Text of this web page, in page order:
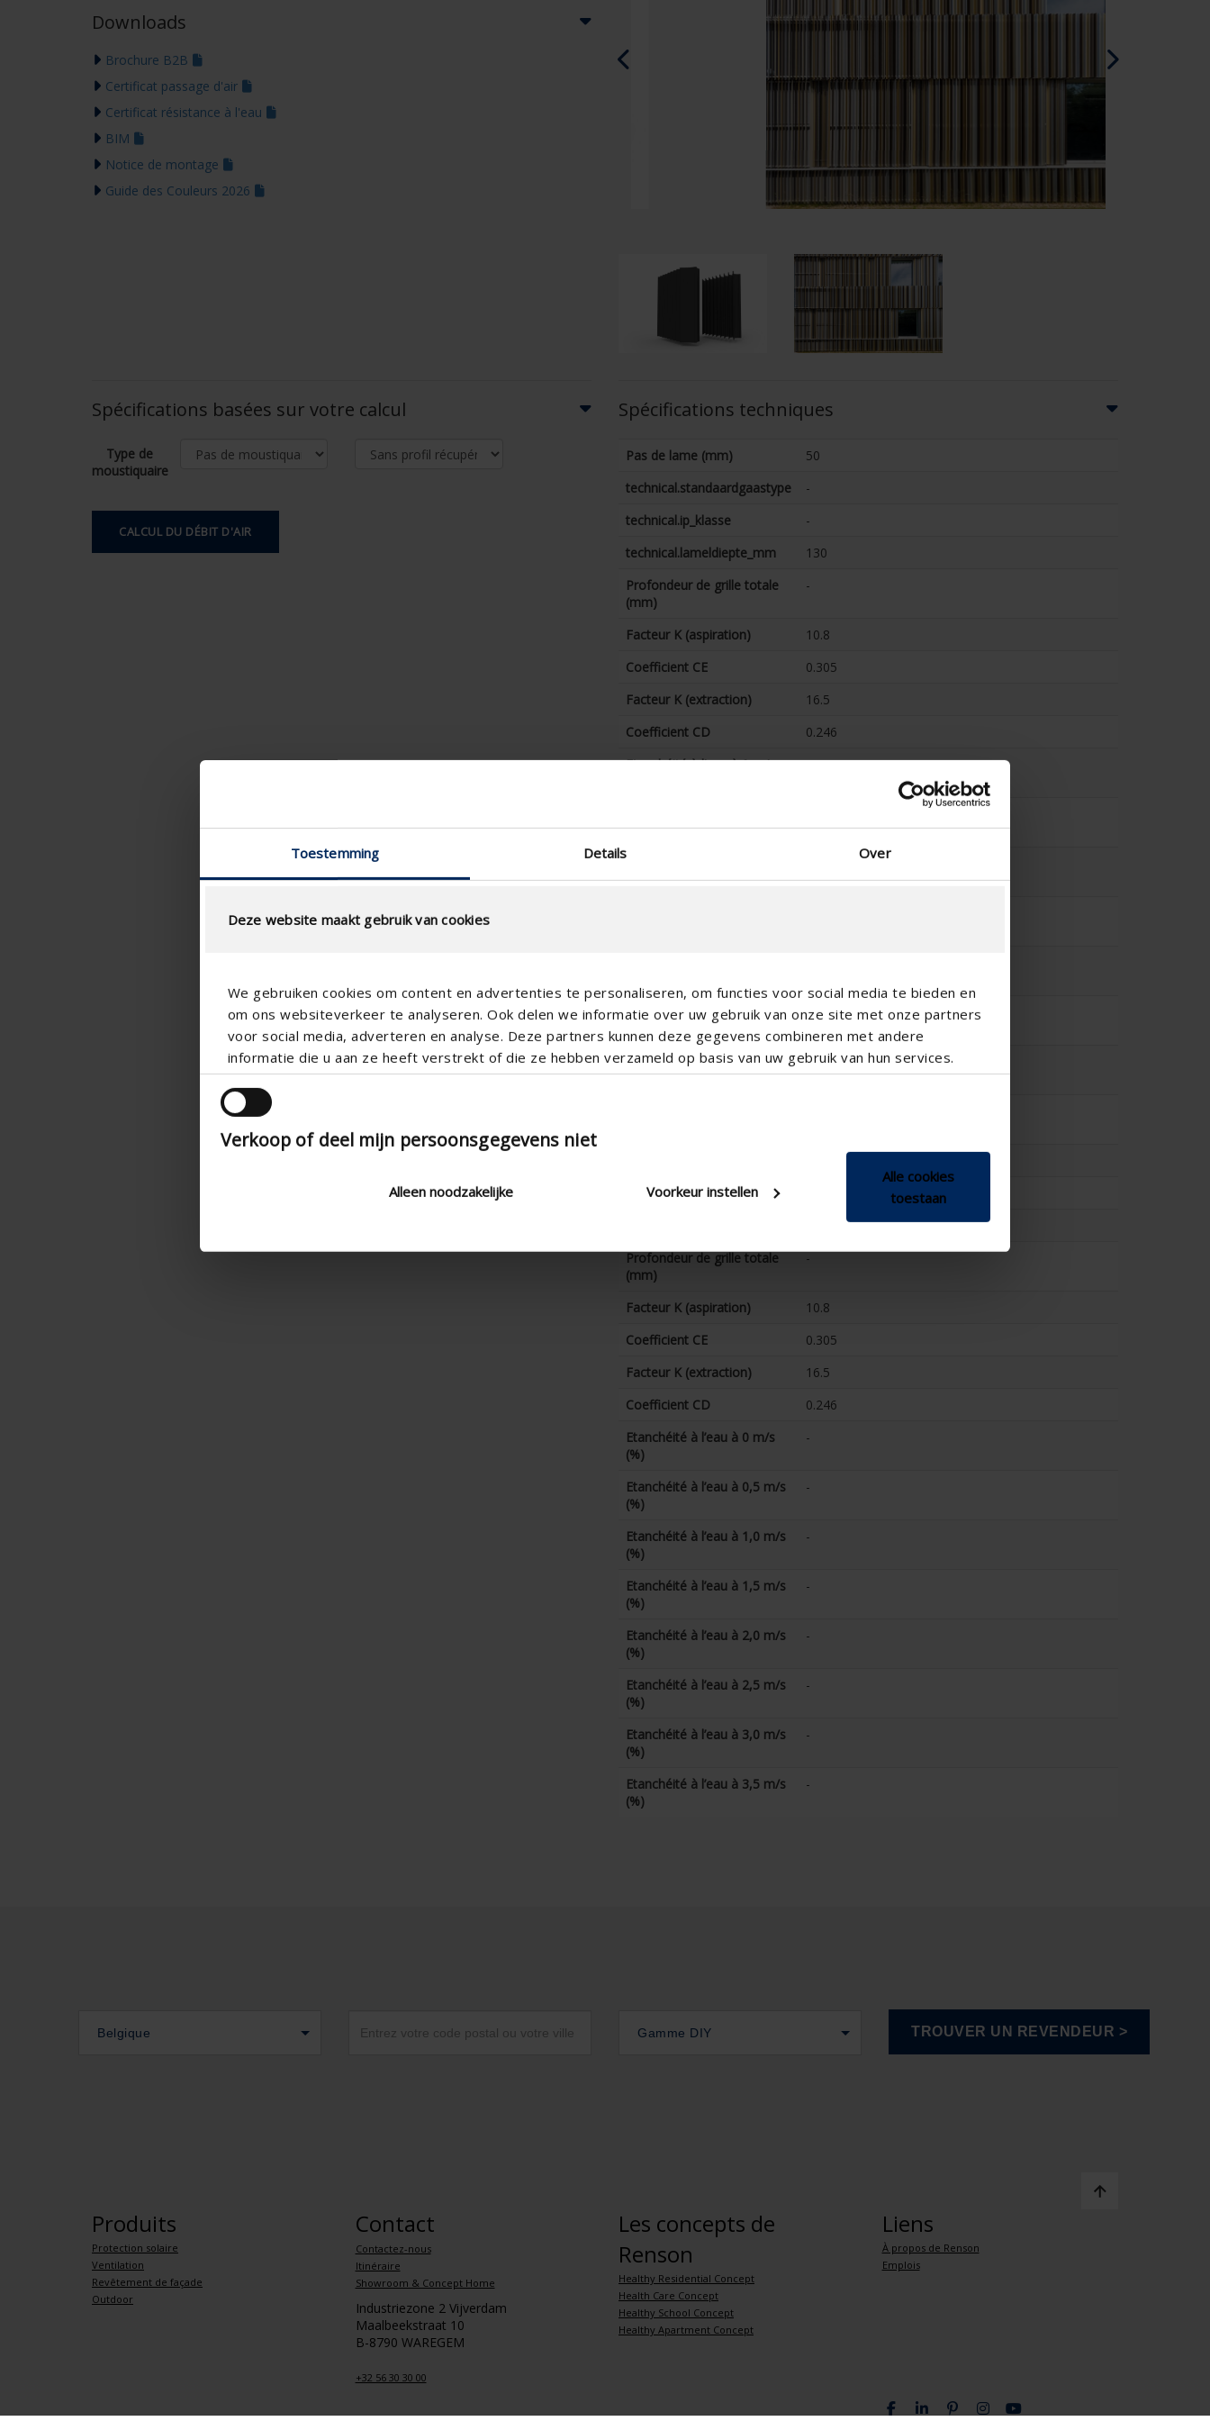
Toestemming Details Over
Deze website maakt gebruik van cookies
We gebruiken cookies om content en advertenties te personaliseren, om functies voor social media te bieden en
om ons websiteverkeer te analyseren. Ook delen we informatie over uw gebruik van onze site met onze partners
voor social media, adverteren en analyse. Deze partners kunnen deze gegevens combineren met andere
informatie die u aan ze heeft verstrekt of die ze hebben verzameld op basis van uw gebruik van hun services.
Verkoop of deel mijn persoonsgegevens niet
Alleen noodzakelijke Voorkeur instellen
Alle cookies
toestaan
Espagnol - l'Espagne
Suédois - Suède
Russe - La russie
Downloads
Brochure B2B
Certificat passage d'air
Certificat résistance à l'eau
BIM
Notice de montage
Guide des Couleurs 2026
Spécifications basées sur votre calcul
Type de
moustiquaire
CALCUL DU DÉBIT D'AIR
Spécifications techniques
Pas de lame (mm)
50
technical.standaardgaastype
-
technical.ip_klasse
-
technical.lameldiepte_mm
130
Profondeur de grille totale
(mm)
-
Facteur K (aspiration)
10.8
Coefficient CE
0.305
Facteur K (extraction)
16.5
Coefficient CD
0.246
Etanchéité à l’eau à 0 m/s
-
(%)
Etanchéité à l’eau à 1,0 m/s
(%)
Etanchéité à l’eau à 2,5 m/s
(%)
-
Etanchéité à l’eau à 3,0 m/s
(%)
-
technical.ip_klasse
Profondeur de grille totale
(mm)
-
Facteur K (aspiration)
10.8
Coefficient CE
0.305
Facteur K (extraction)
16.5
Coefficient CD
0.246
Etanchéité à l’eau à 0 m/s
(%)
-
Etanchéité à l’eau à 0,5 m/s
(%)
-
Etanchéité à l’eau à 1,0 m/s
(%)
-
Etanchéité à l’eau à 1,5 m/s
(%)
-
Etanchéité à l’eau à 2,0 m/s
(%)
-
Etanchéité à l’eau à 2,5 m/s
(%)
-
Etanchéité à l’eau à 3,0 m/s
(%)
-
Etanchéité à l’eau à 3,5 m/s
(%)
-
Belgique Gamme DIY
Produits
Protection solaire
Ventilation
Revêtement de façade
Outdoor
Contact
Contactez-nous
Itinéraire
Showroom & Concept Home
Industriezone 2 Vijverdam
Maalbeekstraat 10
B-8790 WAREGEM
+32 56 30 30 00
Les concepts de
Renson
Healthy Residential Concept
Health Care Concept
Healthy School Concept
Healthy Apartment Concept
Liens
À propos de Renson
Emplois